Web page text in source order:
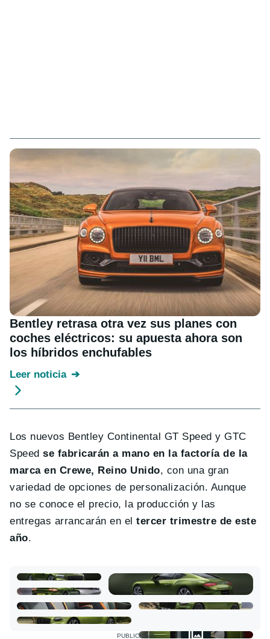
Bentley retrasa otra vez sus planes con
coches eléctricos: su apuesta ahora son
los híbridos enchufables
Leer noticia
Los nuevos Bentley Continental GT Speed y GTC
Speedse fabricarán a mano en la factoría de la
marca en Crewe, Reino Unido, con una gran
variedad de opciones de personalización. Aunque
no se conoce el precio, la producción y las
entregas arrancarán en eltercer trimestre de este
año.